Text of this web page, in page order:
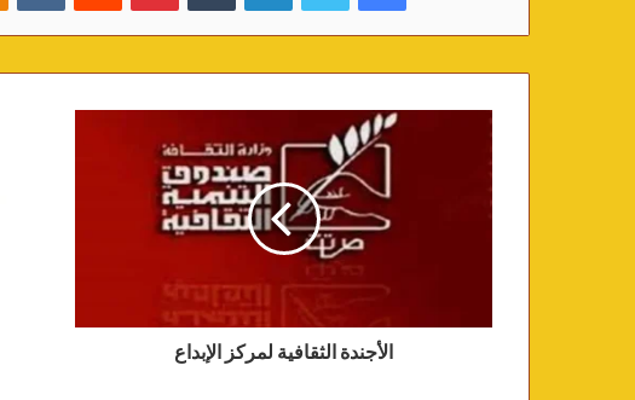
الأجندة الثقافية لمركز الإبداع